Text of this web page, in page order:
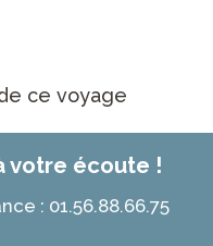
ce voyage
votre écoute !
: 01.56.88.66.75